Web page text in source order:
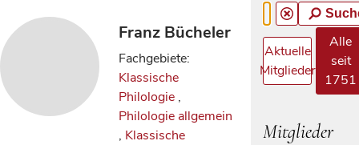
Franz Bücheler
Fachgebiete:
Klassische
Philologie ,
Philologie allgemein
, Klassische
Aktuelle
Mitglieder
Alle
seit
1751
Mitglieder